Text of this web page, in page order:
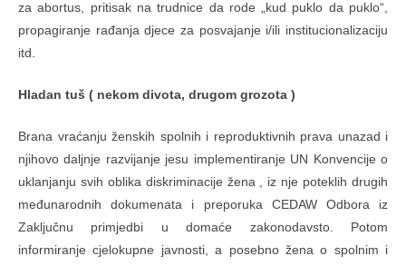
za abortus, pritisak na trudnice da rode „kud puklo da puklo“,
propagiranje rađanja djece za posvajanje i/ili institucionalizaciju
itd.
Hladan tuš ( nekom divota, drugom grozota )
Brana vraćanju ženskih spolnih i reproduktivnih prava unazad i
njihovo daljnje razvijanje jesu implementiranje UN Konvencije o
uklanjanju svih oblika diskriminacije žena , iz nje poteklih drugih
međunarodnih dokumenata i preporuka CEDAW Odbora iz
Zaključnu primjedbi u domaće zakonodavsto. Potom
informiranje cjelokupne javnosti, a posebno žena o spolnim i